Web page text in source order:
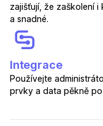
zajišťují, že zaškolení
a snadné.
Integrace
Používejte
prvky a data pěkně po